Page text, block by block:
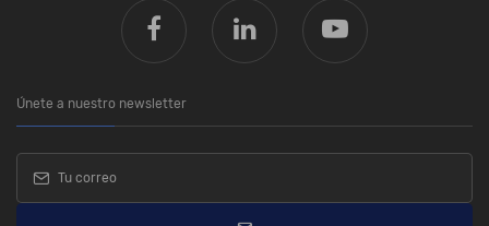
Únete a nuestro newsletter